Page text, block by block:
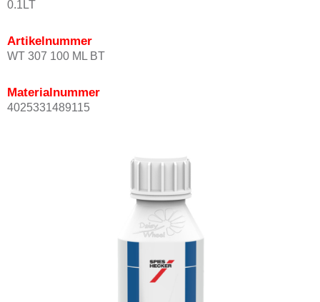
0.1LT
Artikelnummer
WT 307 100 ML BT
Materialnummer
4025331489115